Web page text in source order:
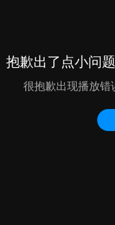
抱歉出了点小问
很抱歉出现播放错